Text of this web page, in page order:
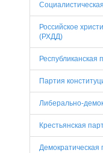
Российское
(РХДД)
Партия
Либерально-
Крестьянская